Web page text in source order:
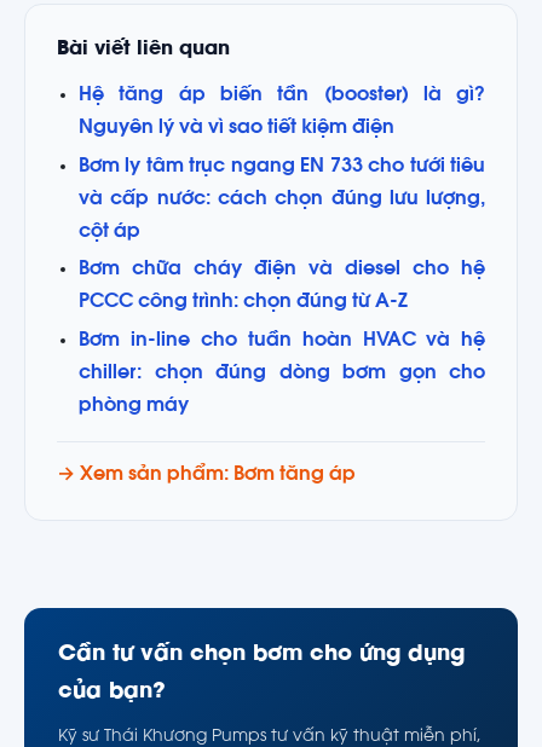
Bài viết liên quan
Hệ tăng áp biến tần (booster) là gì?
Nguyên lý và vì sao tiết kiệm điện
Bơm ly tâm trục ngang EN 733 cho tưới tiêu
và cấp nước: cách chọn đúng lưu lượng,
cột áp
Bơm chữa cháy điện và diesel cho hệ
PCCC công trình: chọn đúng từ A-Z
Bơm in-line cho tuần hoàn HVAC và hệ
chiller: chọn đúng dòng bơm gọn cho
phòng máy
→ Xem sản phẩm: Bơm tăng áp
Cần tư vấn chọn bơm cho ứng dụng
của bạn?
Kỹ sư Thái Khương Pumps tư vấn kỹ thuật miễn phí,